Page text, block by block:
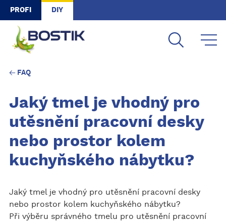
Skip to main content
PROFI DIY
FAQ
Jaký tmel je vhodný pro
utěsnění pracovní desky
nebo prostor kolem
kuchyňského nábytku?
Jaký tmel je vhodný pro utěsnění pracovní desky
nebo prostor kolem kuchyňského nábytku?
Při výběru správného tmelu pro utěsnění pracovní